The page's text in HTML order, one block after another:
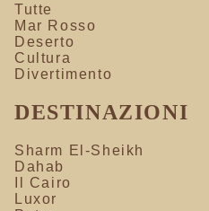
Tutte
Mar Rosso
Deserto
Cultura
Divertimento
DESTINAZIONI
Sharm El-Sheikh
Dahab
Il Cairo
Luxor